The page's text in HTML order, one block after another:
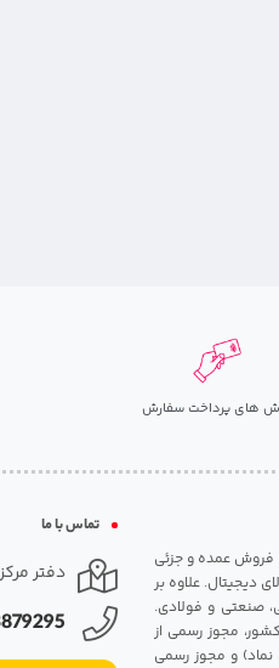
های پرداخت سفارش
قیمت روزانه هارد. شروع فعالیت: سال 1395. نوع فعالیت: فروش عمده و جزئی
دیجیتال. علاوه بر
صنعتی و فولادی.
مجوز رسمی از
نماد) و مجوز رسمی
تماس با ما
دفتر